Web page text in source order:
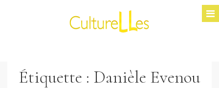
Étiquette : Danièle Evenou